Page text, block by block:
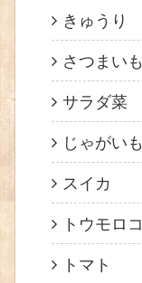
きゅうり
さつまいも
サラダ菜
じゃがいも
スイカ
トウモロ
トマト